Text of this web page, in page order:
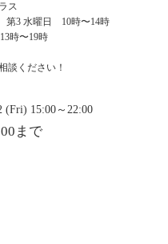
ス
3 水曜日 10時〜14時
時〜19時
談ください！
(Fri) 15:00～22:00
まで